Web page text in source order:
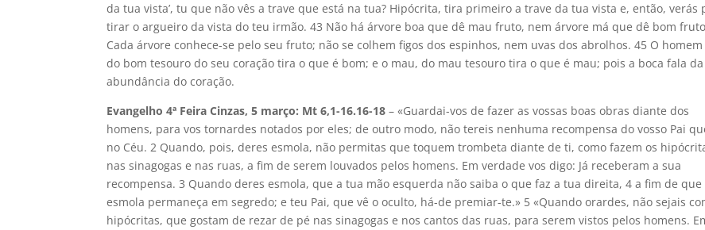
da tua vista’, tu que não vês a trave que está na tua? Hipócrita, tira primeiro a trave da tua vista e, então, verás
tirar o argueiro da vista do teu irmão. 43 Não há árvore boa que dê mau fruto, nem árvore má que dê bom
Cada árvore conhece-se pelo seu fruto; não se colhem figos dos espinhos, nem uvas dos abrolhos. 45 O
do bom tesouro do seu coração tira o que é bom; e o mau, do mau tesouro tira o que é mau; pois a boca fala da
abundância do coração.
Evangelho 4ª Feira Cinzas, 5 março: Mt 6,1-16.16-18 – «Guardai-vos de fazer as vossas boas obras diante dos
homens, para vos tornardes notados por eles; de outro modo, não tereis nenhuma recompensa do vosso Pai
no Céu. 2 Quando, pois, deres esmola, não permitas que toquem trombeta diante de ti, como fazem os
nas sinagogas e nas ruas, a fim de serem louvados pelos homens. Em verdade vos digo: Já receberam a sua
recompensa. 3 Quando deres esmola, que a tua mão esquerda não saiba o que faz a tua direita, 4 a fim de que
esmola permaneça em segredo; e teu Pai, que vê o oculto, há-de premiar-te.» 5 «Quando orardes, não sejais
hipócritas, que gostam de rezar de pé nas sinagogas e nos cantos das ruas, para serem vistos pelos homens.